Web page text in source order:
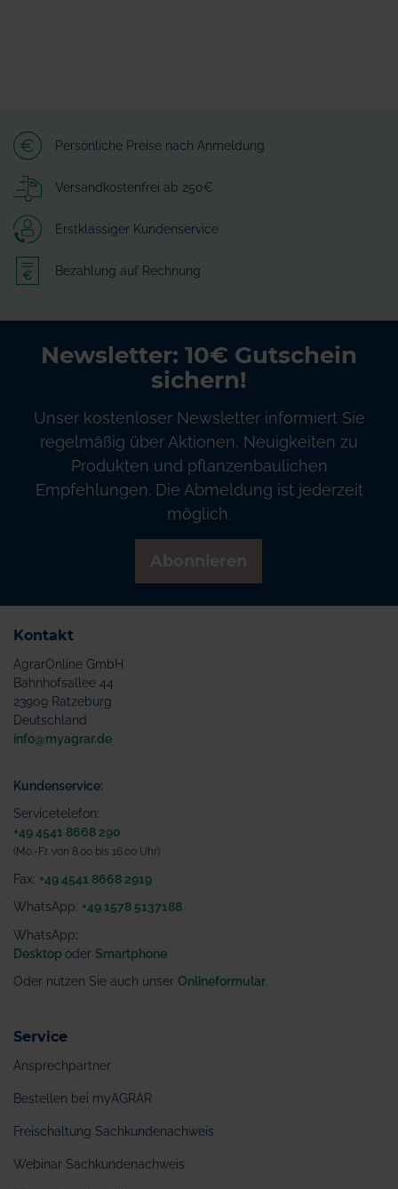
Persönliche Preise nach Anmeldung
Versandkostenfrei ab 250€
Erstklassiger Kundenservice
Bezahlung auf Rechnung
Newsletter: 10€ Gutschein
sichern!
Unser kostenloser Newsletter informiert Sie
regelmäßig über Aktionen, Neuigkeiten zu
Produkten und pflanzenbaulichen
Empfehlungen. Die Abmeldung ist jederzeit
möglich.
Kontakt
AgrarOnline GmbH
Bahnhofsallee 44
23909 Ratzeburg
Deutschland
info@myagrar.de
Kundenservice:
Servicetelefon:
+49 4541 8668 290
(Mo.-Fr. von 8.00 bis 16.00 Uhr)
Fax: +49 4541 8668 2919
WhatsApp: +49 1578 5137188
WhatsApp:
Desktop oder Smartphone
Oder nutzen Sie auch unser Onlineformular
Service
Ansprechpartner
Bestellen bei myAGRAR
Freischaltung Sachkundenachweis
Webinar Sachkundenachweis